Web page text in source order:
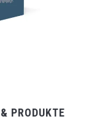
PRODUKTE